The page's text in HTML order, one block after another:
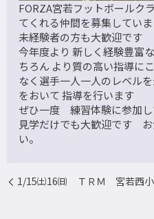
FORZA宮若フットボールク
てくれる仲間を募集してい
未経験者の方も大歓迎です
今年度より 新しく経験豊富
ちろん より質の高い指導に
なく選手一人一人のレベル
をおいて 指導を行います
ぜひ一度 練習体験に参加し
見学だけでも大歓迎です
い。
1/15㈯16㈰ ＴＲＭ 宮若西小